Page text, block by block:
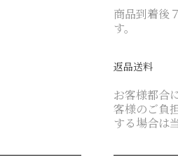
商品到着後
す。
返品送料
お客様都合
客様のご負
する場合は